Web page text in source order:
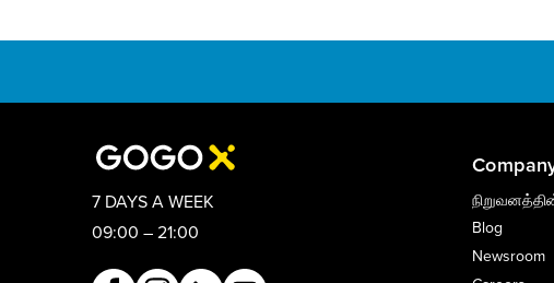
7 DAYS A WEEK
09:00 – 21:00
Blog
Newsroom